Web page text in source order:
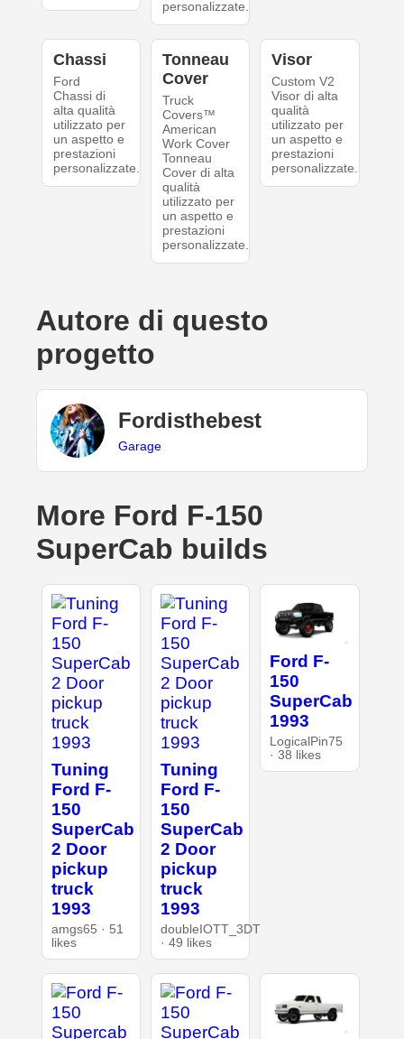
personalizzate.
Chassi
Ford
Chassi di
alta qualità
utilizzato per
un aspetto e
prestazioni
personalizzate.
Tonneau
Cover
Truck
Covers™
American
Work Cover
Tonneau
Cover di alta
qualità
utilizzato per
un aspetto e
prestazioni
personalizzate.
Visor
Custom V2
Visor di alta
qualità
utilizzato per
un aspetto e
prestazioni
personalizzate.
Autore di questo
progetto
Fordisthebest
Garage
More Ford F-150
SuperCab builds
Tuning
Ford F-
150
SuperCab
2 Door
pickup
truck
1993
amgs65 · 51
likes
Tuning
Ford F-
150
SuperCab
2 Door
pickup
truck
1993
doubleIOTT_3DT
· 49 likes
Ford F-
150
SuperCab
1993
LogicalPin75
· 38 likes